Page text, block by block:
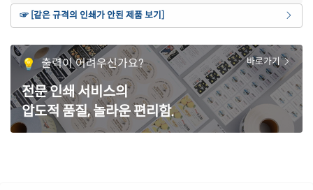
☞ [같은 규격의 인쇄가 안된 제품 보기]
출력이 어려우신가요?
전문 인쇄 서비스의
압도적 품질, 놀라운 편리함.
바로가기